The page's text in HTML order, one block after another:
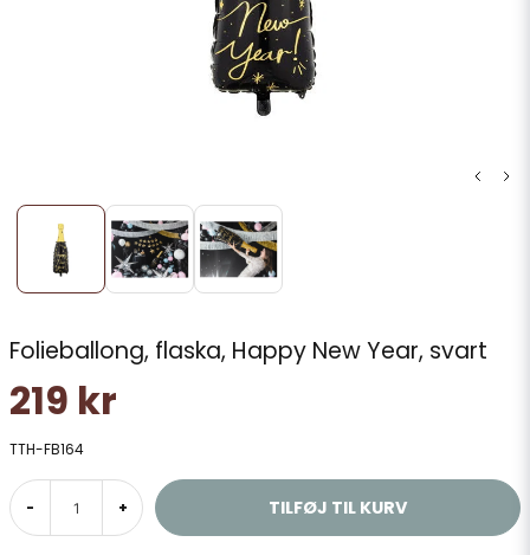
Folieballong, flaska, Happy New Year, svart
219 kr
TTH-FB164
- + TILFØJ TIL KURV